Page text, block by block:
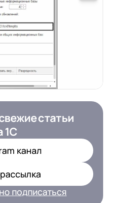
статьи
1С
канал
подписаться
свежие статьи
1С для ИТ-